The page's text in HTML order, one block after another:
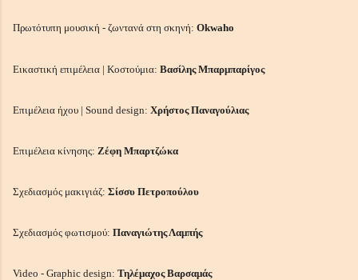
Πρωτότυπη μουσική - ζωντανά στη σκηνή: Okwaho
Εικαστική επιμέλεια | Κοστούμια: Βασίλης Μπαρμπαρίγος
Επιμέλεια ήχου | Sound design: Χρήστος Παναγούλιας
Επιμέλεια κίνησης: Ζέφη Μπαρτζώκα
Σχεδιασμός μακιγιάζ: Σίσσυ Πετροπούλου
Σχεδιασμός φωτισμού: Παναγιώτης Λαμπής
Video - Graphic design: Τηλέμαχος Βαρσαμάς